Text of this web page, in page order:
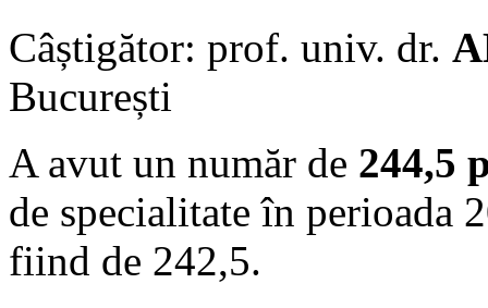
Câștigător: prof. univ. dr.
București
A avut un număr de 244,5
de specialitate în perioada
fiind de 242,5.